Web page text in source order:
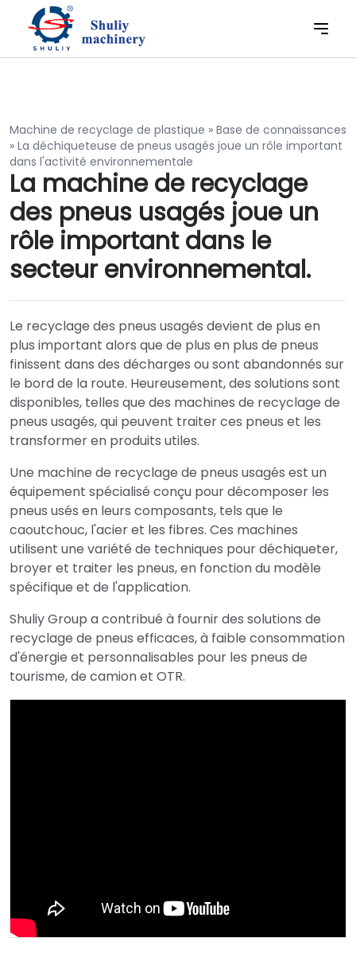
Machine de recyclage de plastique » Base de connaissances
» La déchiqueteuse de pneus usagés joue un rôle important
dans l'activité environnementale
La machine de recyclage
des pneus usagés joue un
rôle important dans le
secteur environnemental.
Le recyclage des pneus usagés devient de plus en
plus important alors que de plus en plus de pneus
finissent dans des décharges ou sont abandonnés sur
le bord de la route. Heureusement, des solutions sont
disponibles, telles que des machines de recyclage de
pneus usagés, qui peuvent traiter ces pneus et les
transformer en produits utiles.
Une machine de recyclage de pneus usagés est un
équipement spécialisé conçu pour décomposer les
pneus usés en leurs composants, tels que le
caoutchouc, l'acier et les fibres. Ces machines
utilisent une variété de techniques pour déchiqueter,
broyer et traiter les pneus, en fonction du modèle
spécifique et de l'application.
Shuliy Group a contribué à fournir des solutions de
recyclage de pneus efficaces, à faible consommation
d'énergie et personnalisables pour les pneus de
tourisme, de camion et OTR.